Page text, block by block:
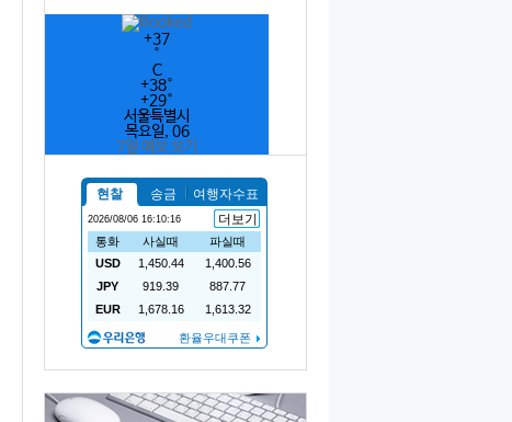
+37
°
C
+38°
+29°
서울특별시
목요일, 06
7일 예보 보기